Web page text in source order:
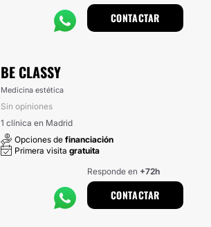
CONTACTAR
BE CLASSY
Medicina estética
Sin opiniones
1 clínica en Madrid
Opciones de financiación
Primera visita gratuita
Responde en +72h
CONTACTAR